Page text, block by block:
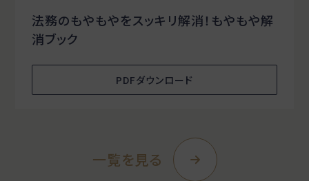
法務のもやもやをスッキリ解消！もやもや解
消ブック
PDFダウンロード
一覧を見る